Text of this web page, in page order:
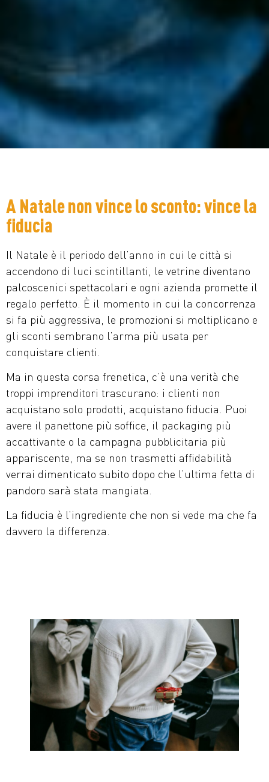
A Natale non vince lo sconto: vince la
fiducia
Il Natale è il periodo dell’anno in cui le città si
accendono di luci scintillanti, le vetrine diventano
palcoscenici spettacolari e ogni azienda promette il
regalo perfetto. È il momento in cui la concorrenza
si fa più aggressiva, le promozioni si moltiplicano e
gli sconti sembrano l’arma più usata per
conquistare clienti.
Ma in questa corsa frenetica, c’è una verità che
troppi imprenditori trascurano: i clienti non
acquistano solo prodotti, acquistano fiducia. Puoi
avere il panettone più soffice, il packaging più
accattivante o la campagna pubblicitaria più
appariscente, ma se non trasmetti affidabilità
verrai dimenticato subito dopo che l’ultima fetta di
pandoro sarà stata mangiata.
La fiducia è l’ingrediente che non si vede ma che fa
davvero la differenza.